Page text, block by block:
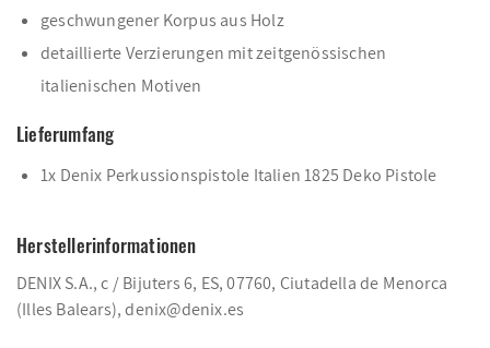
geschwungener Korpus aus Holz
detaillierte Verzierungen mit zeitgenössischen
italienischen Motiven
Lieferumfang
1x Denix Perkussionspistole Italien 1825 Deko Pistole
Herstellerinformationen
DENIX S.A., c / Bijuters 6, ES, 07760, Ciutadella de Menorca
(Illes Balears), denix@denix.es